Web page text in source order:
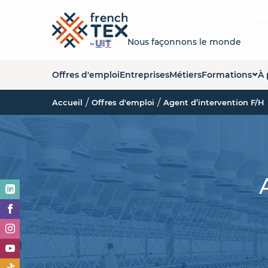
Nous façonnons le monde
Offres d'emploiEntreprisesMétiersFormations
Liste des
À
Accueil Offres d'emploi Agent d’intervention F/H